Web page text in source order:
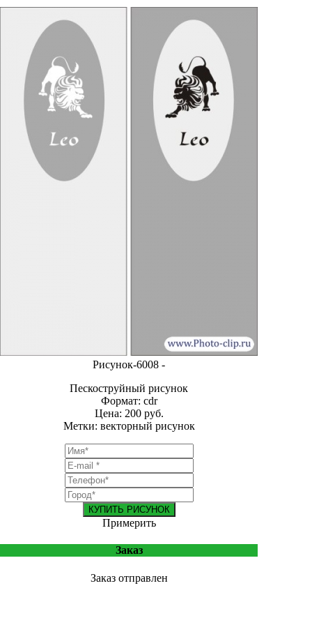
Рисунок-6008 -
Пескоструйный рисунок
Формат: cdr
Цена: 200 руб.
Метки: векторный рисунок
КУПИТЬ РИСУНОК
Примерить
Заказ
Заказ отправлен